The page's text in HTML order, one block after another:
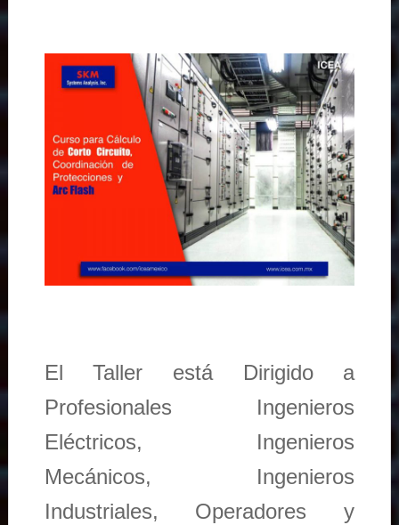
El Taller está Dirigido a
Profesionales Ingenieros
Eléctricos, Ingenieros
Mecánicos, Ingenieros
Industriales, Operadores y